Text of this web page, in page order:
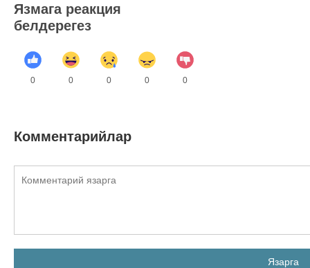
Язмага реакция
белдерегез
0 0 0 0 0
Комментарийлар
Язарга